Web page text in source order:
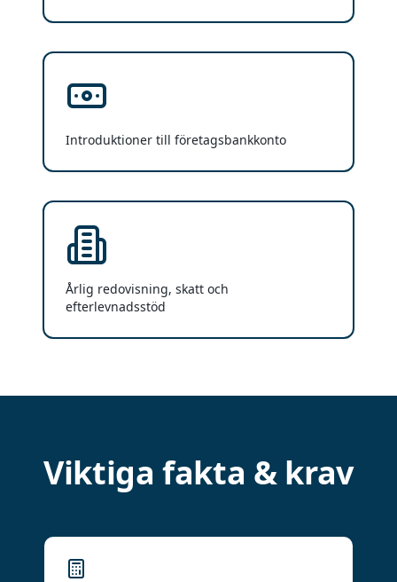
Introduktioner till företagsbankkonto
Årlig redovisning, skatt och
efterlevnadsstöd
Viktiga fakta & krav